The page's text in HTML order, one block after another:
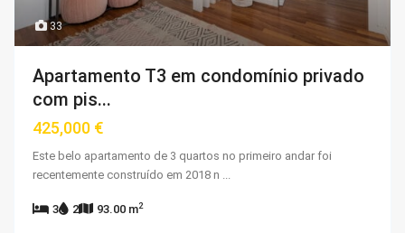
33
Apartamento T3 em condomínio privado
com pis...
425,000 €
Este belo apartamento de 3 quartos no primeiro andar foi
recentemente construído em 2018 n ...
3 2 93.00 m2